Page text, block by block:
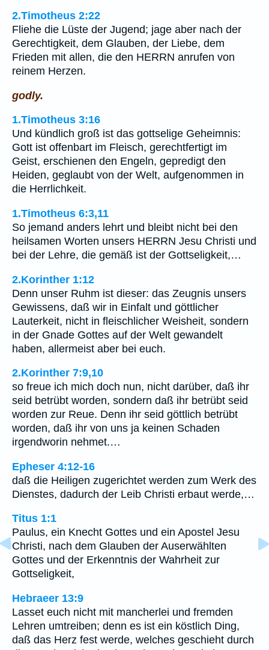
2.Timotheus 2:22
Fliehe die Lüste der Jugend; jage aber nach der
Gerechtigkeit, dem Glauben, der Liebe, dem
Frieden mit allen, die den HERRN anrufen von
reinem Herzen.
godly.
1.Timotheus 3:16
Und kündlich groß ist das gottselige Geheimnis:
Gott ist offenbart im Fleisch, gerechtfertigt im
Geist, erschienen den Engeln, gepredigt den
Heiden, geglaubt von der Welt, aufgenommen in
die Herrlichkeit.
1.Timotheus 6:3,11
So jemand anders lehrt und bleibt nicht bei den
heilsamen Worten unsers HERRN Jesu Christi und
bei der Lehre, die gemäß ist der Gottseligkeit,…
2.Korinther 1:12
Denn unser Ruhm ist dieser: das Zeugnis unsers
Gewissens, daß wir in Einfalt und göttlicher
Lauterkeit, nicht in fleischlicher Weisheit, sondern
in der Gnade Gottes auf der Welt gewandelt
haben, allermeist aber bei euch.
2.Korinther 7:9,10
so freue ich mich doch nun, nicht darüber, daß ihr
seid betrübt worden, sondern daß ihr betrübt seid
worden zur Reue. Denn ihr seid göttlich betrübt
worden, daß ihr von uns ja keinen Schaden
irgendworin nehmet.…
Epheser 4:12-16
daß die Heiligen zugerichtet werden zum Werk des
Dienstes, dadurch der Leib Christi erbaut werde,…
Titus 1:1
Paulus, ein Knecht Gottes und ein Apostel Jesu
Christi, nach dem Glauben der Auserwählten
Gottes und der Erkenntnis der Wahrheit zur
Gottseligkeit,
Hebraeer 13:9
Lasset euch nicht mit mancherlei und fremden
Lehren umtreiben; denn es ist ein köstlich Ding,
daß das Herz fest werde, welches geschieht durch